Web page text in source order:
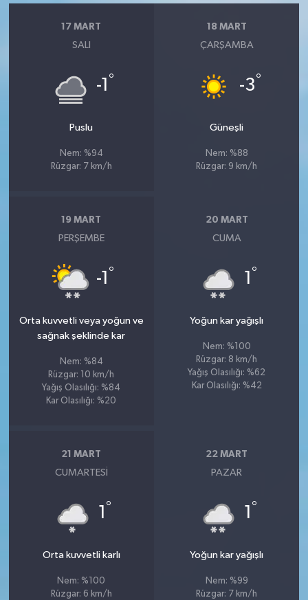
17 MART
SALI
-1 °
Puslu
Nem: %94
Rüzgar: 7 km/h
18 MART
ÇARŞAMBA
-3°
Güneşli
Nem: %88
Rüzgar: 9 km/h
19 MART
PERŞEMBE
-1 °
Orta kuvvetli veya yoğun ve
sağnak şeklinde kar
Nem: %84
Rüzgar: 10 km/h
Yağış Olasılığı: %84
Kar Olasılığı: %20
20 MART
CUMA
1 °
Yoğun kar yağışlı
Nem: %100
Rüzgar: 8 km/h
Yağış Olasılığı: %62
Kar Olasılığı: %42
21 MART
CUMARTESI
1 °
Orta kuvvetli karlı
Nem: %100
Rüzgar: 6 km/h
22 MART
PAZAR
1 °
Yoğun kar yağışlı
Nem: %99
Rüzgar: 7 km/h